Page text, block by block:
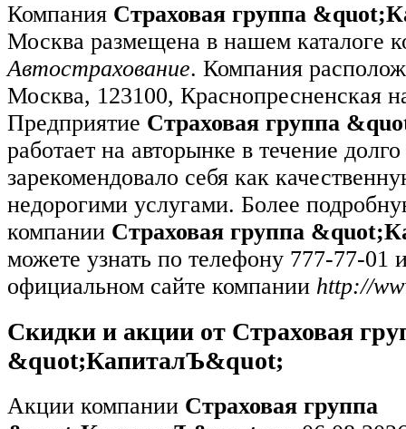
Компания Страховая группа
Москва размещена в нашем каталоге
Автострахование. Компания
Москва, 123100, Краснопресненская
Предприятие Страховая группа
работает на авторынке в течение
зарекомендовало себя как
недорогими услугами. Более
компании Страховая группа
можете узнать по телефону 777-77-01
официальном сайте компании http://
Скидки и акции от Страховая
&quot;КапиталЪ&quot;
Акции компании Страховая группа